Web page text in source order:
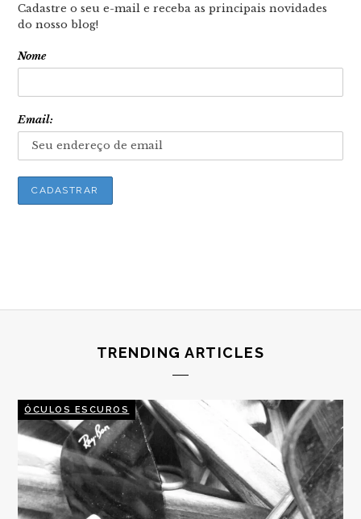
Cadastre o seu e-mail e receba as principais novidades
do nosso blog!
Nome
Email:
TRENDING ARTICLES
ÓCULOS ESCUROS